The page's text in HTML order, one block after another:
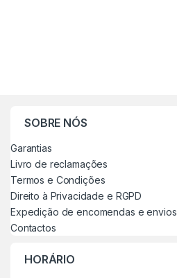
SOBRE NÓS
Garantias
Livro de reclamações
Termos e Condições
Direito à Privacidade e RGPD
Expedição de encomendas e envios
Contactos
HORÁRIO